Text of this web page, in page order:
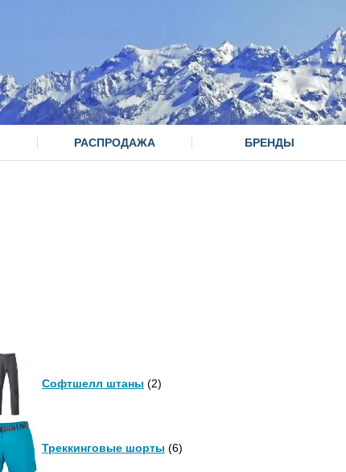
РАСПРОДАЖА БРЕНДЫ
Софтшелл штаны (2)
Треккинговые шорты (6)